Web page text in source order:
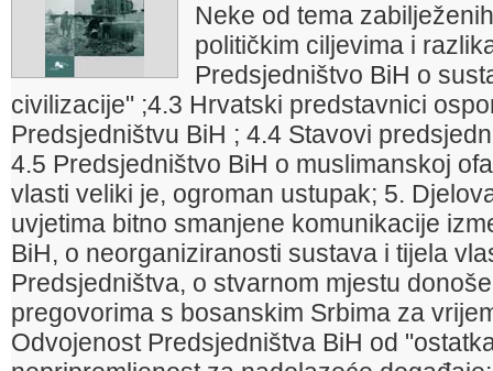
Neke od tema
političkim ciljevima i
Predsjedništvo BiH o
civilizacije" ;4.3 Hrvatski predstavnici
Predsjedništvu BiH ; 4.4 Stavovi
4.5 Predsjedništvo BiH o muslimanskoj
vlasti veliki je, ogroman ustupak; 5.
uvjetima bitno smanjene komunikacije
BiH, o neorganiziranosti sustava i tijela
Predsjedništva, o stvarnom mjestu
pregovorima s bosanskim Srbima za
Odvojenost Predsjedništva BiH od